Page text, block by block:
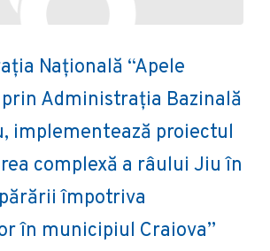
Națională “Apele
prin Administrația Bazinală
implementează proiectul
complexă a râului Jiu în
împotriva
în municipiul Craiova”